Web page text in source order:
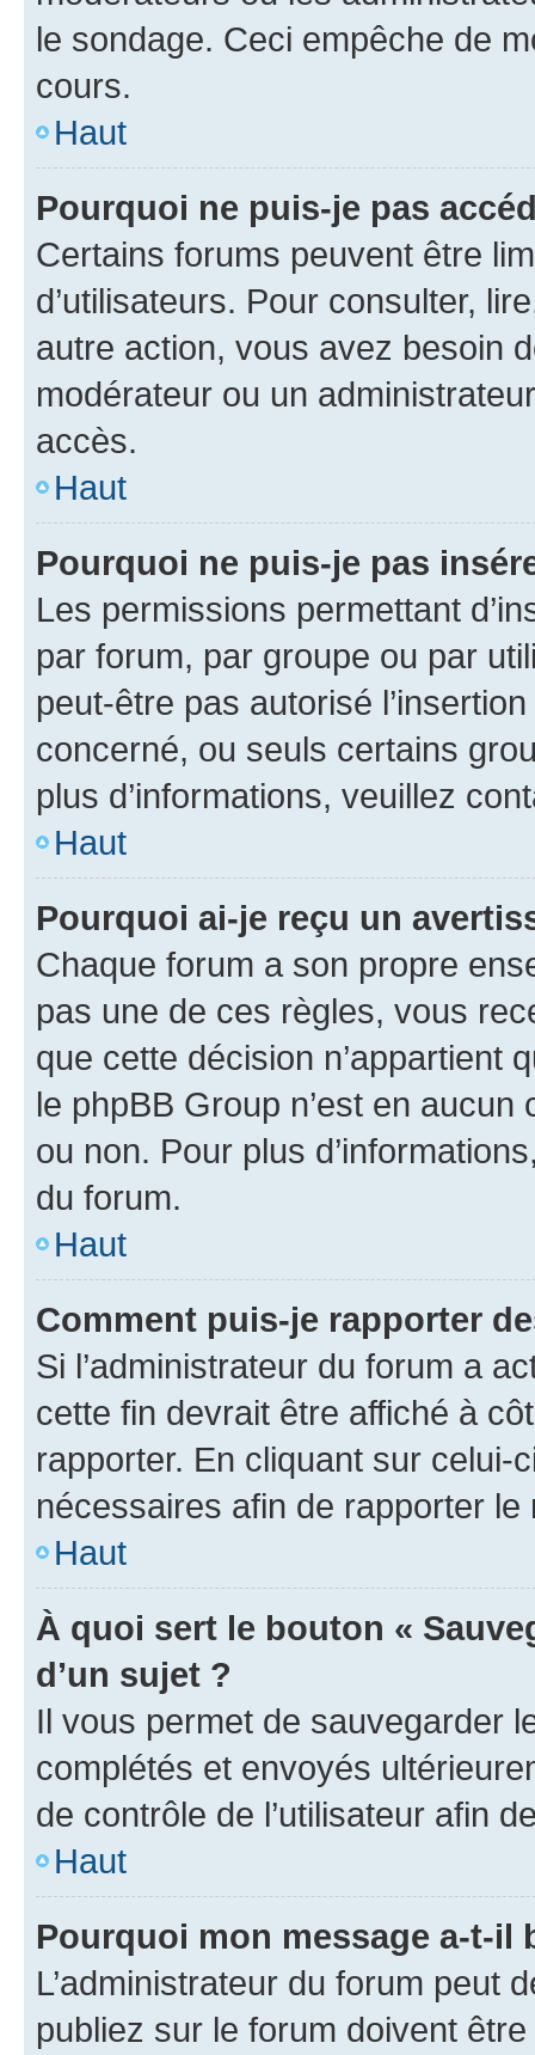
le sondage. Ceci empêche de
cours.
Haut
Pourquoi ne puis-je pas
Certains forums peuvent être
d’utilisateurs. Pour consulter,
autre action, vous avez besoin
modérateur ou un
accès.
Haut
Pourquoi ne puis-je pas
Les permissions permettant
par forum, par groupe ou par
peut-être pas autorisé
concerné, ou seuls certains
plus d’informations, veuillez
Haut
Pourquoi ai-je reçu un
Chaque forum a son propre
pas une de ces règles, vous
que cette décision n’appartient
le phpBB Group n’est en
ou non. Pour plus
du forum.
Haut
Comment puis-je rapporter
Si l’administrateur du forum a
cette fin devrait être affiché à
rapporter. En cliquant sur
nécessaires afin de rapporter le
Haut
À quoi sert le bouton «
d’un sujet ?
Il vous permet de sauvegarder
complétés et envoyés
de contrôle de l’utilisateur afin
Haut
Pourquoi mon message a-t-il
L’administrateur du forum peut
publiez sur le forum doivent